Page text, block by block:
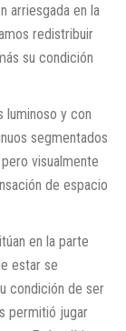
arriesgada en la
redistribuir
su condición
luminoso y con
segmentados
visualmente
de espacio
en la parte
estar se
condición de ser
permitió jugar